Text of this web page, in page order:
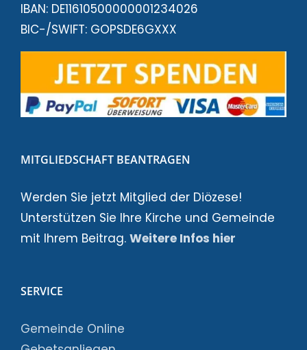
IBAN: DE11610500000001234026
BIC-/SWIFT: GOPSDE6GXXX
MITGLIEDSCHAFT BEANTRAGEN
Werden Sie jetzt Mitglied der Diözese!
Unterstützen Sie Ihre Kirche und Gemeinde
mit Ihrem Beitrag. Weitere Infos hier
SERVICE
Gemeinde Online